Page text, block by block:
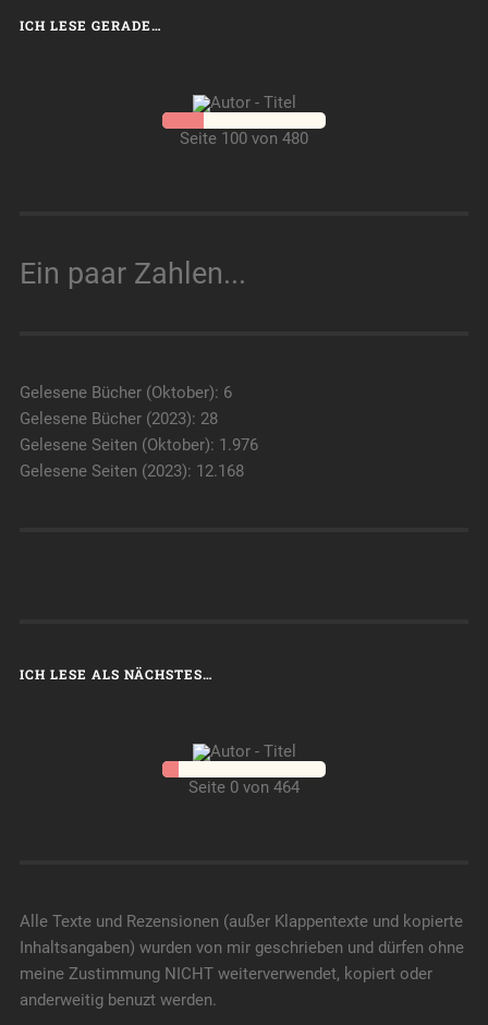
ICH LESE GERADE…
Seite 100 von 480
Ein paar Zahlen...
Gelesene Bücher (Oktober): 6
Gelesene Bücher (2023): 28
Gelesene Seiten (Oktober): 1.976
Gelesene Seiten (2023): 12.168
ICH LESE ALS NÄCHSTES…
Seite 0 von 464
Alle Texte und Rezensionen (außer Klappentexte und kopierte
Inhaltsangaben) wurden von mir geschrieben und dürfen ohne
meine Zustimmung NICHT weiterverwendet, kopiert oder
anderweitig benuzt werden.